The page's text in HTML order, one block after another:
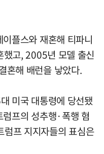
플스와 재혼해 티파니
했고, 2005년 모델 출신
혼해 배런을 낳았다.
미국 대통령에 당선됐
프의 성추행·폭행 혐
럼프 지지자들의 표심은